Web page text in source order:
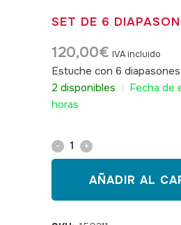
SET DE 6
120,00€ IVA incluido
Estuche con 6 diapasones.
2 disponibles
Fecha de
horas
Set
6
diapasones
AÑADIR AL